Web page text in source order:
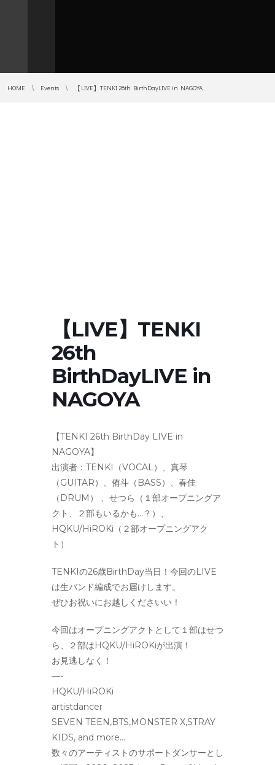
HOME Events 【LIVE】TENKI 26th BirthDayLIVE in NAGOYA
【LIVE】TENKI
26th
BirthDayLIVE in
NAGOYA
【TENKI 26th BirthDay LIVE in
NAGOYA】
出演者：TENKI（VOCAL） 、真琴
（GUITAR）、侑斗（BASS）、春佳
（DRUM）
、せつら（１部オープニングア
クト、２部もいるかも…？）、
HQKU/HiROKi（２部オープニングアク
ト）
TENKIの26歳BirthDay当日！今回のLIVE
は生バンド編成でお届けします。
ぜひお祝いにお越しくださいい！
今回はオープニングアクトとして１部はせつ
ら、２部はHQKU/HiROKiが出演！
お見逃しなく！
—-
HQKU/HiROKi
artistdancer
SEVEN TEEN,BTS,MONSTER X,STRAY
KIDS, and more…
数々のアーティストのサポートダンサーとし